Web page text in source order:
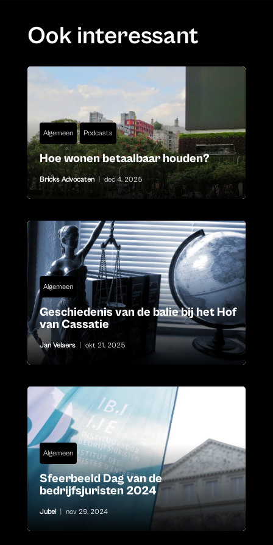
Ook interessant
Algemeen Podcasts
Hoe wonen betaalbaar houden?
Bricks Advocaten | dec 4, 2025
Algemeen
Geschiedenis van de balie bij het Hof
van Cassatie
Jan Velaers okt 21, 2025
Algemeen
Sfeerbeeld Dag van de
bedrijfsjuristen 2024
Jubel nov 29, 2024